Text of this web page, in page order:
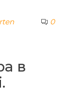
0
в